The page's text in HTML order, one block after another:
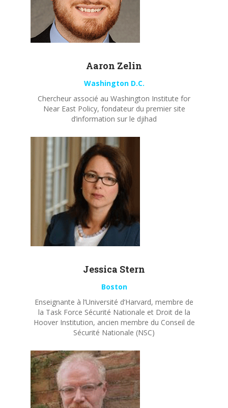
Aaron Zelin
Washington D.C.
Chercheur associé au Washington Institute for
Near East Policy, fondateur du premier site
d’information sur le djihad
Jessica Stern
Boston
Enseignante à l’Université d’Harvard, membre de
la Task Force Sécurité Nationale et Droit de la
Hoover Institution, ancien membre du Conseil de
Sécurité Nationale (NSC)